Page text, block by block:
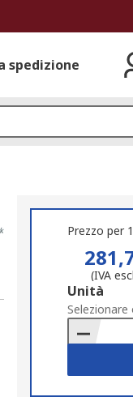
spedizione
Prezzo per
(IVA
Add
to
Basket
Unità